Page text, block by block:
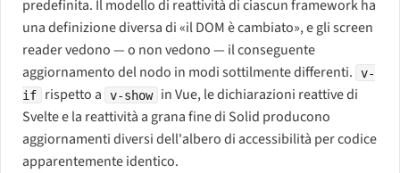
predefinita. Il modello di reattività di ciascun framework ha
una definizione diversa di «il DOM è cambiato», e gli screen
reader vedono — o non vedono — il conseguente
aggiornamento del nodo in modi sottilmente differenti.
v-
if
rispetto a v-show
in Vue, le dichiarazioni reattive di
Svelte e la reattività a grana fine di Solid producono
aggiornamenti diversi dell'albero di accessibilità per codice
apparentemente identico.